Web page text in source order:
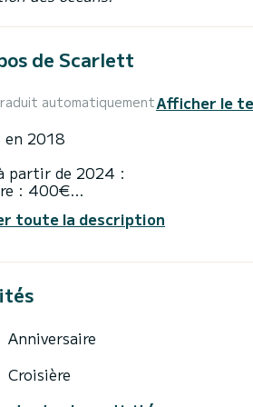
de Scarlett
automatiquementAfficher le
en 2018
partir de 2024 :
: 400€
: 650€
: 850€
: 1050€
au coucher du soleil à
saisonniers, merci de nous
toute la description
Anniversaire
Croisière